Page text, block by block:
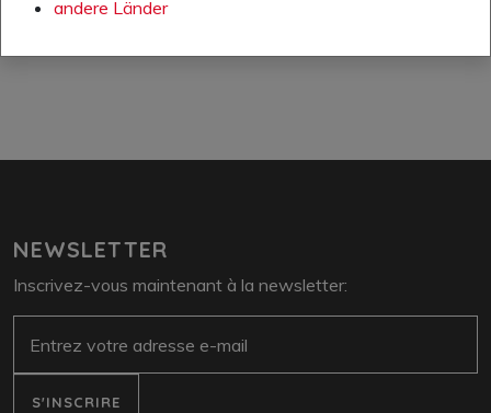
NEWSLETTER
Inscrivez-vous maintenant à la newsletter:
S'INSCRIRE
andere Länder